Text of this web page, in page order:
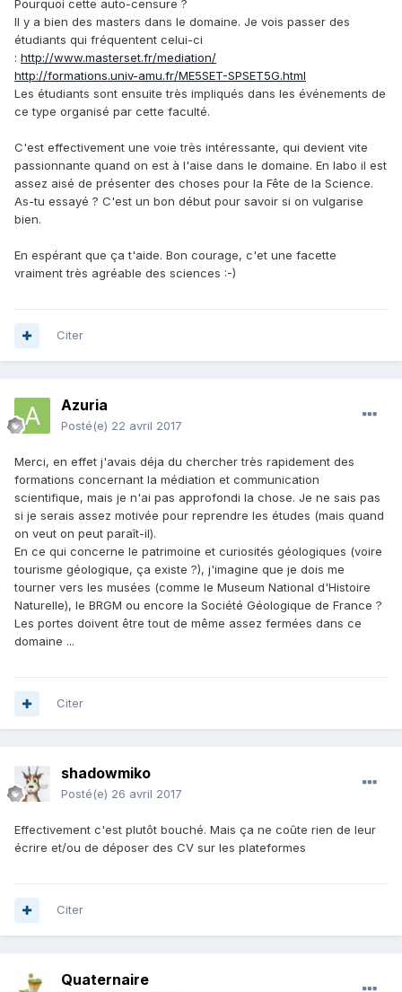
Pourquoi cette auto-censure ?
Il y a bien des masters dans le domaine. Je vois passer des
étudiants qui fréquentent celui-ci
: http://www.masterset.fr/mediation/
http://formations.univ-amu.fr/ME5SET-SPSET5G.html
Les étudiants sont ensuite très impliqués dans les événements de
ce type organisé par cette faculté.
C'est effectivement une voie très intéressante, qui devient vite
passionnante quand on est à l'aise dans le domaine. En labo il est
assez aisé de présenter des choses pour la Fête de la Science.
As-tu essayé ? C'est un bon début pour savoir si on vulgarise
bien.
En espérant que ça t'aide. Bon courage, c'et une facette
vraiment très agréable des sciences :-)
Citer
Azuria
Posté(e) 22 avril 2017
Merci, en effet j'avais déja du chercher très rapidement des
formations concernant la médiation et communication
scientifique, mais je n'ai pas approfondi la chose. Je ne sais pas
si je serais assez motivée pour reprendre les études (mais quand
on veut on peut paraît-il).
En ce qui concerne le patrimoine et curiosités géologiques (voire
tourisme géologique, ça existe ?), j'imagine que je dois me
tourner vers les musées (comme le Museum National d'Histoire
Naturelle), le BRGM ou encore la Société Géologique de France ?
Les portes doivent être tout de même assez fermées dans ce
domaine ...
Citer
shadowmiko
Posté(e) 26 avril 2017
Effectivement c'est plutôt bouché. Mais ça ne coûte rien de leur
écrire et/ou de déposer des CV sur les plateformes
Citer
Quaternaire